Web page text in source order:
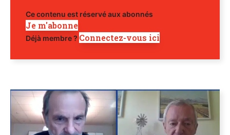
Ce contenu est réservé aux abonnés
Je m'abonne
Déjà membre ? Connectez-vous ici